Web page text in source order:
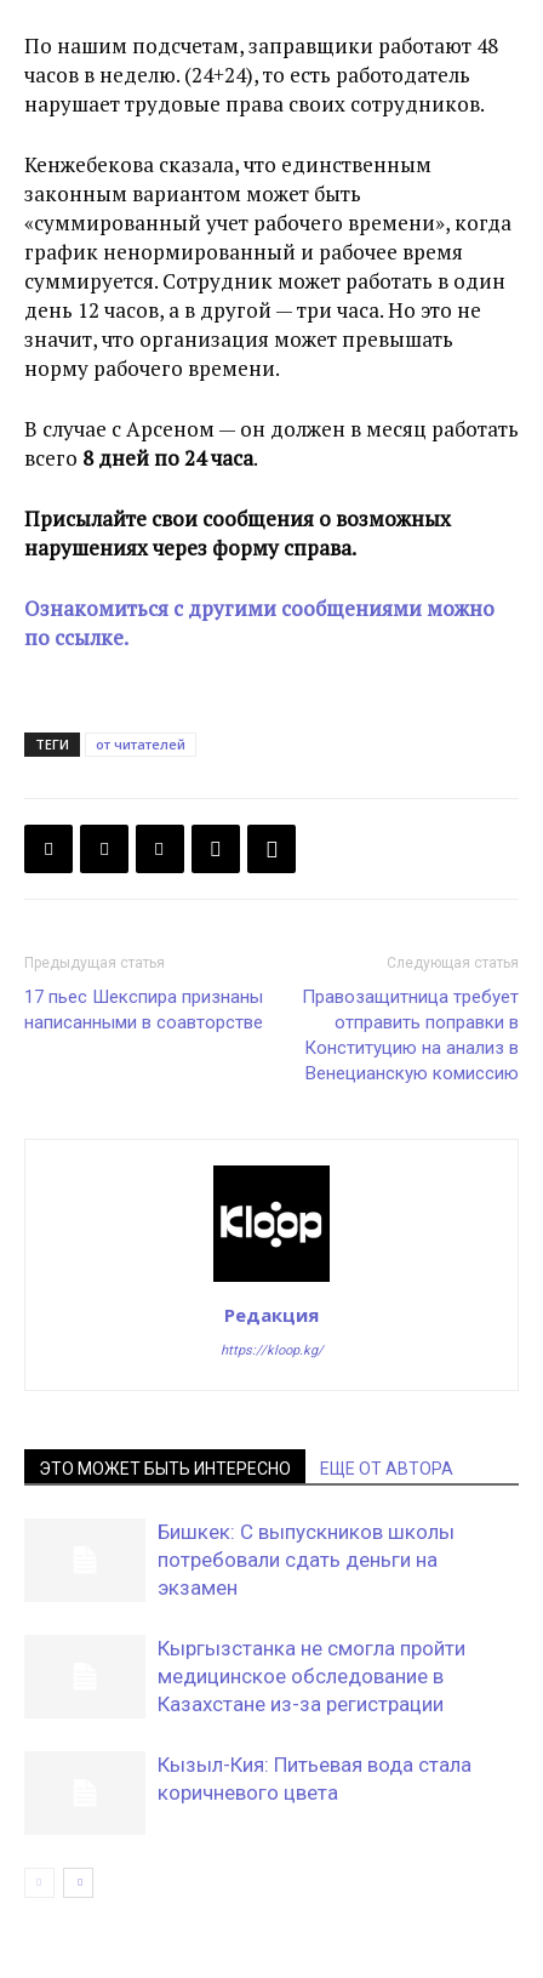
По нашим подсчетам, заправщики работают 48
часов в неделю. (24+24), то есть работодатель
нарушает трудовые права своих сотрудников.
Кенжебекова сказала, что единственным
законным вариантом может быть
«суммированный учет рабочего времени», когда
график ненормированный и рабочее время
суммируется. Сотрудник может работать в один
день 12 часов, а в другой — три часа. Но это не
значит, что организация может превышать
норму рабочего времени.
В случае с Арсеном — он должен в месяц работать
всего 8 дней по 24 часа.
Присылайте свои сообщения о возможных
нарушениях через форму справа.
Ознакомиться с другими сообщениями можно
по ссылке.
ТЕГИ от читателей
Предыдущая статья
17 пьес Шекспира признаны
написанными в соавторстве
Следующая статья
Правозащитница требует
отправить поправки в
Конституцию на анализ в
Венецианскую комиссию
Редакция
https://kloop.kg/
ЭТО МОЖЕТ БЫТЬ ИНТЕРЕСНО ЕЩЕ ОТ АВТОРА
Бишкек: С выпускников школы
потребовали сдать деньги на
экзамен
Кыргызстанка не смогла пройти
медицинское обследование в
Казахстане из-за регистрации
Кызыл-Кия: Питьевая вода стала
коричневого цвета